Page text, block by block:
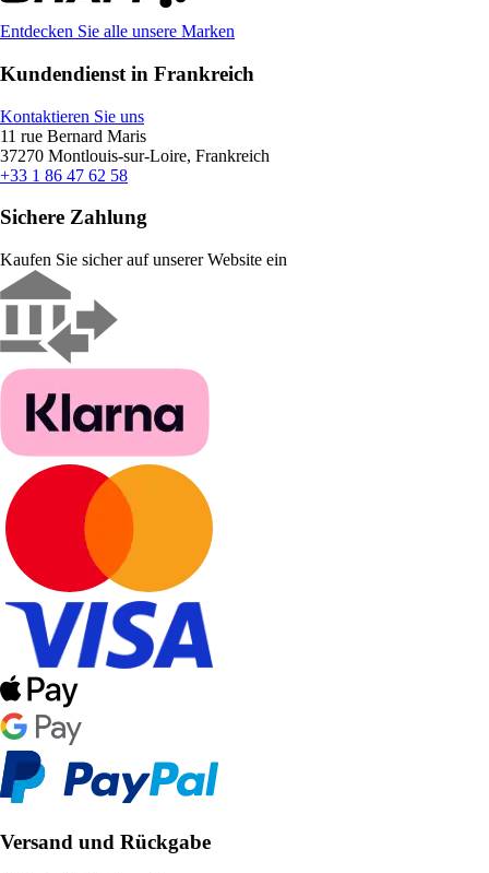
Entdecken Sie alle unsere Marken
Kundendienst in Frankreich
Kontaktieren Sie uns
11 rue Bernard Maris
37270 Montlouis-sur-Loire, Frankreich
+33 1 86 47 62 58
Sichere Zahlung
Kaufen Sie sicher auf unserer Website ein
Versand und Rückgabe